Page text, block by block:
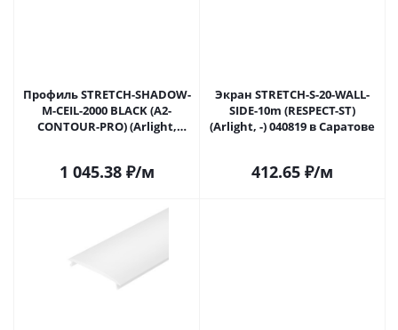
Профиль STRETCH-SHADOW-
M-CEIL-2000 BLACK (A2-
CONTOUR-PRO) (Arlight,
1 045.38₽/м
Экран STRETCH-S-20-WALL-
SIDE-10m (RESPECT-ST)
(Arlight, -) 040819 в Саратове
412.65 ₽/м